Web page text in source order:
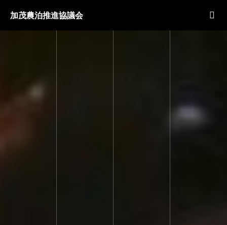
加茂農泊推進協議会